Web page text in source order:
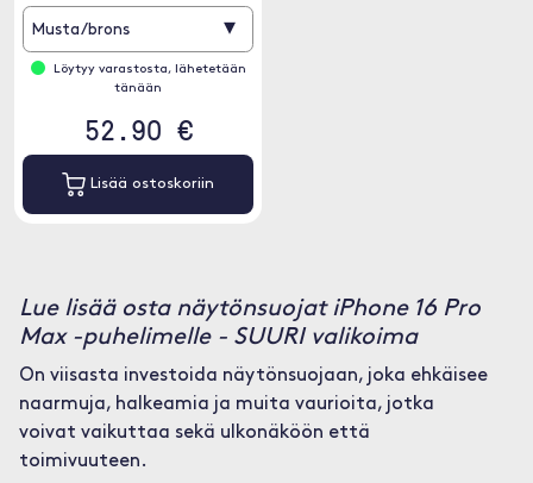
Musta/brons ▾
Löytyy varastosta, lähetetään
tänään
52.90 €
Lisää ostoskoriin
Lue lisää osta näytönsuojat iPhone 16 Pro
Max -puhelimelle - SUURI valikoima
On viisasta investoida näytönsuojaan, joka ehkäisee
naarmuja, halkeamia ja muita vaurioita, jotka
voivat vaikuttaa sekä ulkonäköön että
toimivuuteen.